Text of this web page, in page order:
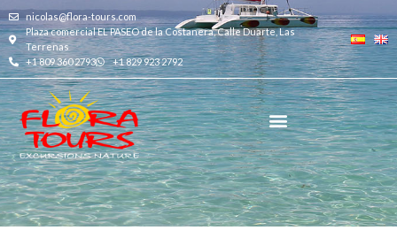
nicolas@flora-tours.com
Plaza comercial EL PASEO de la Costanera, Calle Duarte, Las
Terrenas
+1 809 360 2793
+1 829 923 2792